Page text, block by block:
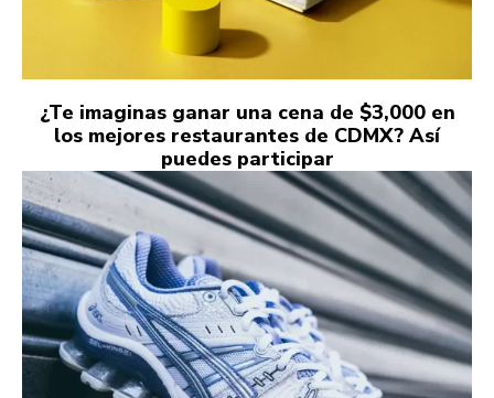
¿Te imaginas ganar una cena de $3,000 en
los mejores restaurantes de CDMX? Así
puedes participar